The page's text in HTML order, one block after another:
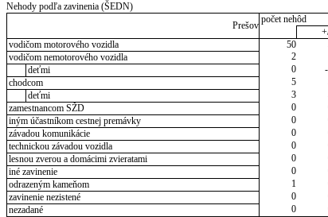
Nehody podľa zavinenia (ŠEDN)
Prešov
počet nehôd
vodičom motorového vozidla
50
vodičom nemotorového vozidla
2
deťmi
0
chodcom
5
deťmi
3
zamestnancom SŽD
0
iným účastníkom cestnej premávky
0
závadou komunikácie
0
technickou závadou vozidla
0
lesnou zverou a domácimi zvieratami
0
iné zavinenie
0
odrazeným kameňom
1
zavinenie nezistené
0
nezadané
0